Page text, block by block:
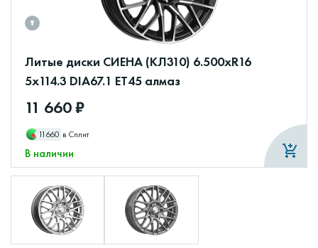
Литые диски СИЕНА (КЛ310) 6.500xR16
5x114.3 DIA67.1 ET45 алмаз
11 660 ₽
11660 в Сплит
В наличии